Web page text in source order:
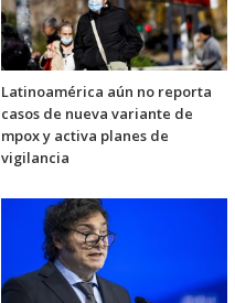
Latinoamérica aún no reporta
casos de nueva variante de
mpox y activa planes de
vigilancia